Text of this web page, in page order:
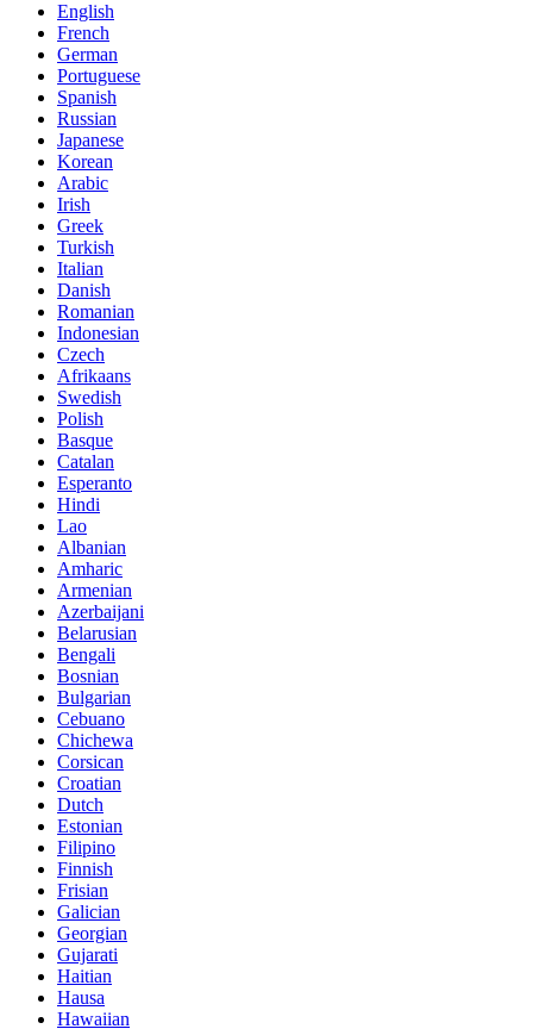
English
French
German
Portuguese
Spanish
Russian
Japanese
Korean
Arabic
Irish
Greek
Turkish
Italian
Danish
Romanian
Indonesian
Czech
Afrikaans
Swedish
Polish
Basque
Catalan
Esperanto
Hindi
Lao
Albanian
Amharic
Armenian
Azerbaijani
Belarusian
Bengali
Bosnian
Bulgarian
Cebuano
Chichewa
Corsican
Croatian
Dutch
Estonian
Filipino
Finnish
Frisian
Galician
Georgian
Gujarati
Haitian
Hausa
Hawaiian